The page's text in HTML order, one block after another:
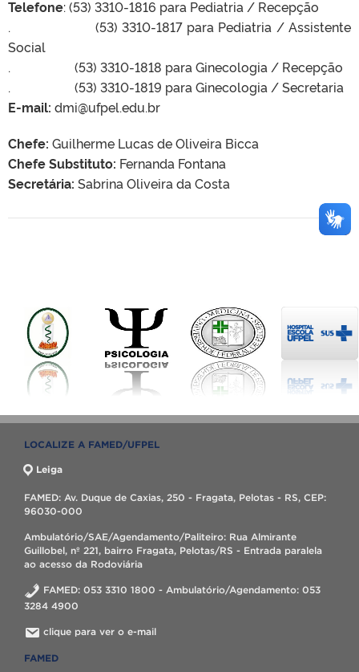
Telefone: (53) 3310-1816 para Pediatria / Recepção
. (53) 3310-1817 para Pediatria / Assistente
Social
. (53) 3310-1818 para Ginecologia / Recepção
. (53) 3310-1819 para Ginecologia / Secretaria
E-mail: dmi@ufpel.edu.br
Chefe: Guilherme Lucas de Oliveira Bicca
Chefe Substituto: Fernanda Fontana
Secretária: Sabrina Oliveira da Costa
LOCALIZE A FAMED/UFPEL
Leiga
FAMED: Av. Duque de Caxias, 250 - Fragata, Pelotas - RS, CEP:
96030-000
Ambulatório/SAE/Agendamento/Paliteiro: Rua Almirante
Guillobel, nº 221, bairro Fragata, Pelotas/RS - Entrada paralela
ao acesso da Rodoviária
FAMED: 053 3310 1800 - Ambulatório/Agendamento: 053
3284 4900
clique para ver o e-mail
FAMED